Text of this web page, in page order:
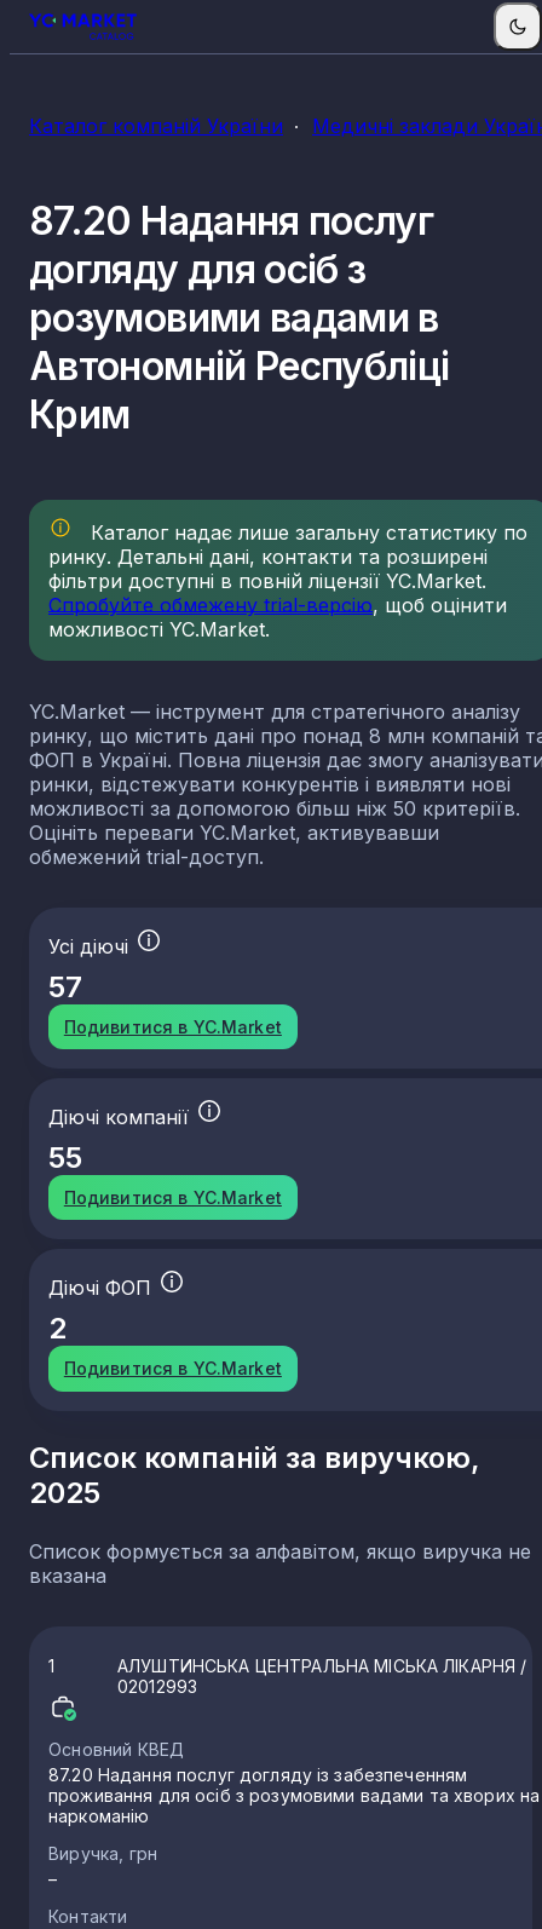
Каталог компаній України Медичні заклади
87.20 Надання послуг
догляду для осіб з
розумовими вадами в
Автономній Республіці
Крим
Каталог надає лише загальну статистику по
ринку. Детальні дані, контакти та розширені
фільтри доступні в повній ліцензії YC.Market.
Спробуйте обмежену trial-версію, щоб оцінити
можливості YC.Market.
YC.Market — інструмент для стратегічного аналізу
ринку, що містить дані про понад 8 млн компаній
ФОП в Україні. Повна ліцензія дає змогу
ринки, відстежувати конкурентів і виявляти нові
можливості за допомогою більш ніж 50 критеріїв.
Оцініть переваги YC.Market, активувавши
обмежений trial-доступ.
Усі діючі
57
Подивитися в YC.Market
Діючі компанії
55
Подивитися в YC.Market
Діючі ФОП
2
Подивитися в YC.Market
Список компаній за виручкою,
2025
Список формується за алфавітом, якщо виручка не
вказана
1 АЛУШТИНСЬКА ЦЕНТРАЛЬНА МІСЬКА ЛІКАРНЯ /
02012993
Основний КВЕД
87.20 Надання послуг догляду із забезпеченням
проживання для осіб з розумовими вадами та хворих на
наркоманію
Виручка, грн
–
Контакти